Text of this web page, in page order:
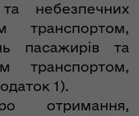
небезпечних
транспортом,
пасажирів та
транспортом,
1).
отримання,